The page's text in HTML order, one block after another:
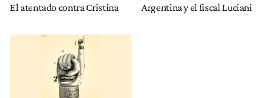
El atentado contra Cristina Argentina y el fiscal Luciani